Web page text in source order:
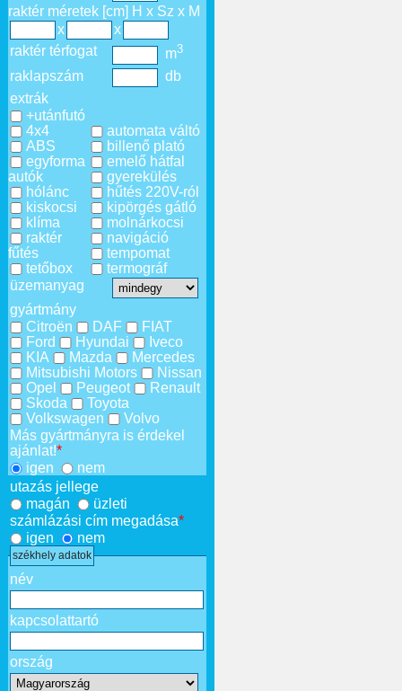
raktér méretek [cm] H x Sz x M
x
x
raktér térfogat
m3
raklapszám
db
extrák
+utánfutó
4x4
ABS
egyforma
autók
hólánc
kiskocsi
klíma
raktér
fűtés
tetőbox
automata váltó
billenő plató
emelő hátfal
gyerekülés
hűtés 220V-ról
kipörgés gátló
molnárkocsi
navigáció
tempomat
termográf
üzemanyag
gyártmány
Citroën
DAF
FIAT
Ford
Hyundai
Iveco
KIA
Mazda
Mercedes
Mitsubishi Motors
Nissan
Opel
Peugeot
Renault
Skoda
Toyota
Volkswagen
Volvo
Más gyártmányra is érdekel
ajánlat!*
igen
nem
utazás jellege
magán
üzleti
számlázási cím megadása*
igen
nem
székhely adatok
név
kapcsolattartó
ország